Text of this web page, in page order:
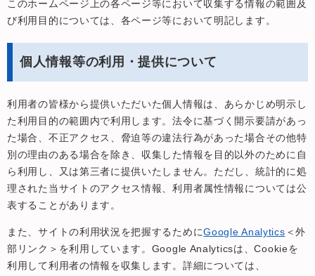
このホームページ上の各ページ等において収集する情報の範囲及
び利用目的については、各ページ等において明記します。
個人情報等の利用・提供について
利用者の皆様から提供いただいた個人情報は、あらかじめ明示し
た利用目的の範囲内で利用します。法令に基づく開示要請があっ
た場合、不正アクセス、脅迫等の違法行為があった場合その他特
別の理由のある場合を除き、収集した情報を目的以外のために自
ら利用し、又は第三者に提供いたしません。ただし、統計的に処
理された当サイトのアクセス情報、利用者属性情報については公
表することがあります。
また、サイトの利用状況を把握するためにGoogle Analytics ＜外
部リンク＞ を利用しています。Google Analyticsは、Cookieを
利用して利用者の情報を収集します。詳細については、